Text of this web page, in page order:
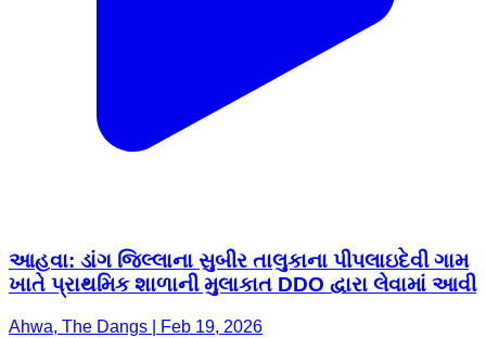
આહવા: ડાંગ જિલ્લાના સુબીર તાલુકાના પીપલાઇદેવી ગામ
ખાતે પ્રાથમિક શાળાની મુલાકાત DDO દ્વારા લેવામાં આવી
Ahwa, The Dangs | Feb 19, 2026